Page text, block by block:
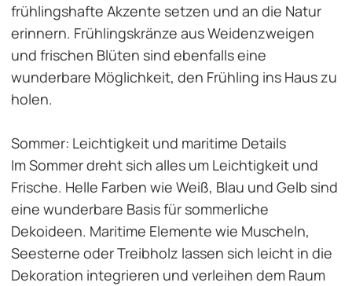
frühlingshafte Akzente setzen und an die Natur
erinnern. Frühlingskränze aus Weidenzweigen
und frischen Blüten sind ebenfalls eine
wunderbare Möglichkeit, den Frühling ins Haus zu
holen.
Sommer: Leichtigkeit und maritime Details
Im Sommer dreht sich alles um Leichtigkeit und
Frische. Helle Farben wie Weiß, Blau und Gelb sind
eine wunderbare Basis für sommerliche
Dekoideen. Maritime Elemente wie Muscheln,
Seesterne oder Treibholz lassen sich leicht in die
Dekoration integrieren und verleihen dem Raum